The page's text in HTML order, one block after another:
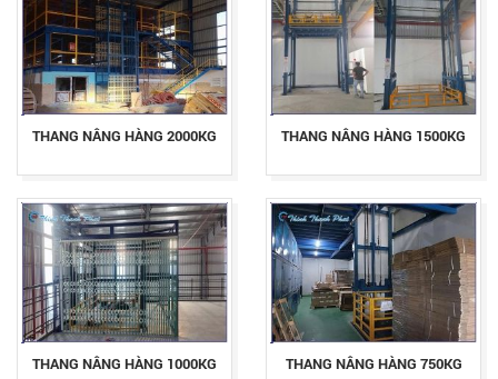
THANG NÂNG HÀNG 2000KG THANG NÂNG HÀNG 1500KG
THANG NÂNG HÀNG 1000KG THANG NÂNG HÀNG 750KG